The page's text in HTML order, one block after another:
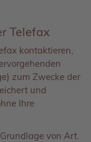
Telefax
kontaktieren,
zum Zwecke der
und
Ihre
von Art.